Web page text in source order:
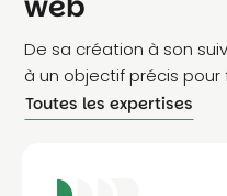
De sa création à son
à un objectif précis
Toutes les expertises